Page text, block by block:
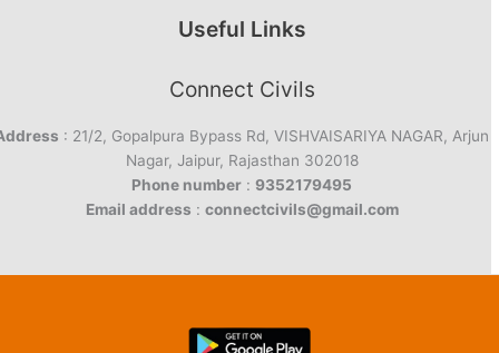
Useful Links
Connect Civils
: 21/2, Gopalpura Bypass Rd, VISHVAISARIYA NAGAR, Arjun
Nagar, Jaipur, Rajasthan 302018
Phone number : 9352179495
Email address : connectcivils@gmail.com